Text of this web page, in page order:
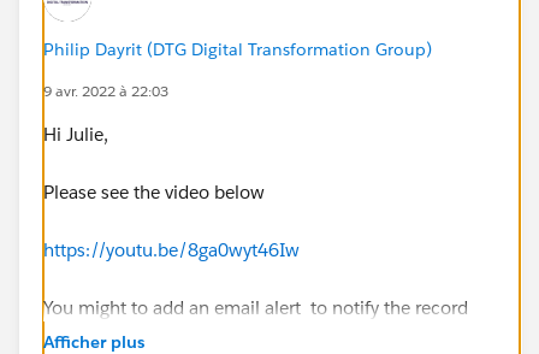
Philip Dayrit (DTG Digital Transformation Group)
9 avr. 2022 à 22:03
Hi Julie,
Please see the video below
https://youtu.be/8ga0wyt46Iw
You might to add an email alert to notify the record
owner about the task or a custom notification.
Afficher plus